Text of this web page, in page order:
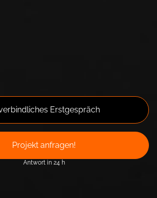
Projekt anfragen!
Antwort in 24 h
Erstgespräch